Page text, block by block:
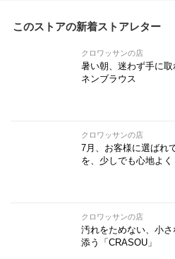
このストアの新着ストアレター
クロワッサンの店
暑い朝、迷わず手に
ネンブラウス
クロワッサンの店
7月、お客様に選ばれ
を、少しでも心地よ
クロワッサンの店
汚れをためない、小
添う「CRASOU」